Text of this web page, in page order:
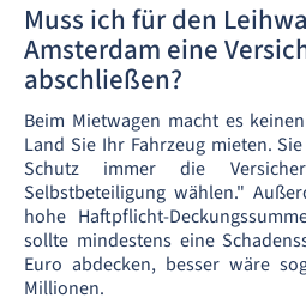
Muss ich für den
Amsterdam eine
abschließen?
Beim Mietwagen macht es
Land Sie Ihr Fahrzeug mieten.
Schutz immer die
Selbstbeteiligung wählen."
hohe Haftpflicht-
sollte mindestens eine
Euro abdecken, besser wäre
Millionen.